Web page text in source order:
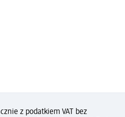
z podatkiem VAT bez